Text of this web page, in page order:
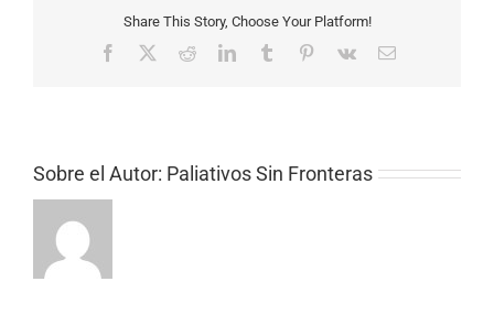
Share This Story, Choose Your Platform!
Facebook RedditLinkedInTumblr Pinterest
Vk
Correo
Sobre el Autor: Paliativos Sin Fronteras